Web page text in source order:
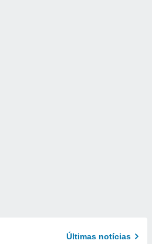
Últimas notícias